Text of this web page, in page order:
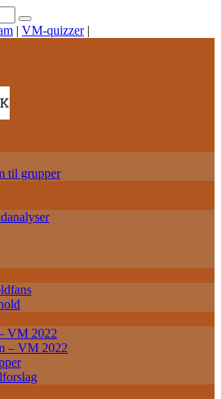
| VM-quizzer |
til grupper
VM 2022
– VM 2022